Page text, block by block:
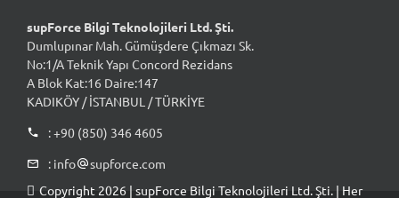
Vizyon & Misyon
Kalite Yaklaşımımız
İnsan Kaynakları
supForce Bilgi Teknolojileri Ltd. Şti.
Dumlupınar Mah. Gümüşdere Çıkmazı Sk.
No:1/A Teknik Yapı Concord Rezidans
A Blok Kat:16 Daire:147
KADIKÖY / İSTANBUL / TÜRKİYE
: +90 (850) 346 4605
: info
supforce.com
Copyright 2026 | supForce Bilgi Teknolojileri Ltd. Şti. | Her